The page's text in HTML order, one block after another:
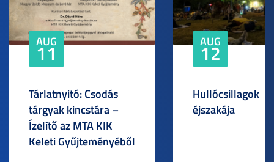
AUG
11
Tárlatnyitó: Csodás
tárgyak kincstára –
Ízelítő az MTA KIK
Keleti Gyűjteményéből
AUG
12
Hullócsillagok
éjszakája